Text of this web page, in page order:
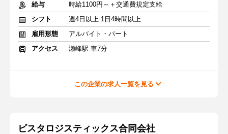
給与
時給1100円～＋交通費規定支給
シフト
週4日以上 1日4時間以上
雇用形態
アルバイト・パート
アクセス
瀬峰駅 車7分
この企業の求人一覧を見る
ビスタロジスティックス合同会社